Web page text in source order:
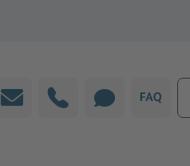
Courrier électronique
HotlineCHAT FAQ